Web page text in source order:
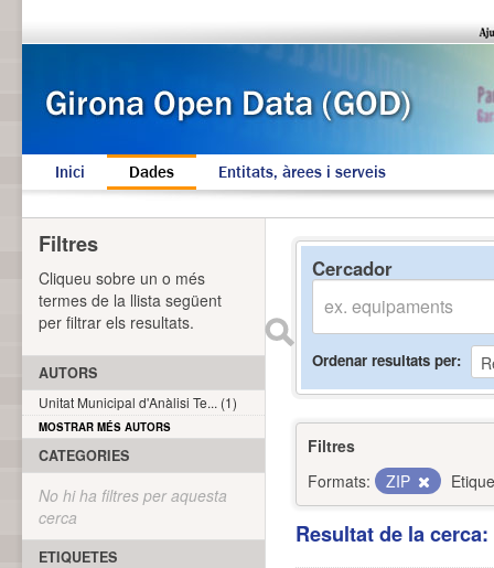
Inici Dades Entitats, àrees i serveis
Cercador
Ordenar resultats per
Filtres
Formats:
ZIP
Resultat de la
Filtres
Cliqueu sobre un o més
termes de la llista següent
per filtrar els resultats.
AUTORS
Unitat Municipal d'Anàlisi Te... (1)
MOSTRAR MÉS AUTORS
CATEGORIES
No hi ha filtres per aquesta
cerca
ETIQUETES